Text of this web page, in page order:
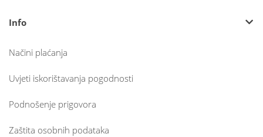
Info
Načini plaćanja
Uvjeti iskorištavanja pogodnosti
Podnošenje prigovora
Zaštita osobnih podataka